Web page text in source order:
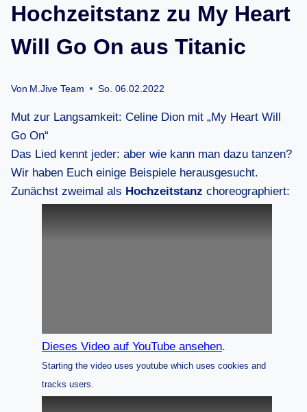
Hochzeitstanz zu My Heart
Will Go On aus Titanic
Von M.Jive Team So. 06.02.2022
Mut zur Langsamkeit: Celine Dion mit „My Heart Will
Go On“
Das Lied kennt jeder: aber wie kann man dazu tanzen?
Wir haben Euch einige Beispiele herausgesucht.
Zunächst zweimal als Hochzeitstanz choreographiert:
Dieses Video auf YouTube ansehen.
Starting the video uses youtube which uses cookies and
tracks users.